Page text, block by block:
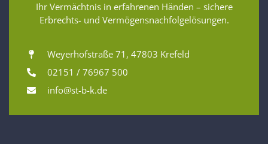
Ihr Vermächtnis in erfahrenen Händen – sichere
Erbrechts- und Vermögensnachfolgelösungen.
Weyerhofstraße 71, 47803 Krefeld
02151 / 76967 500
info@st-b-k.de